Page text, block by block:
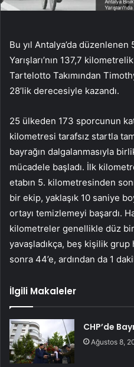
Bu yıl Antalya’da
Yarışları’nın 137,7
Tartelotto Takımından
28’lik derecesiyle kazandı.
25 ülkeden 173 sporcunun
kilometresi tarafsız startla
bayrağın dalgalanmasıyla
mücadele başladı. İlk
etabın 5. kilometresinden
bir ekip, yaklaşık 10 saniye
ortayı temizlemeyi başardı.
kilometreler genellikle düz
yavaşladıkça, beş kişilik grup
sonra 44’e, ardından da 1
İlgili Makaleler
CHP’de
Ağustos 8,